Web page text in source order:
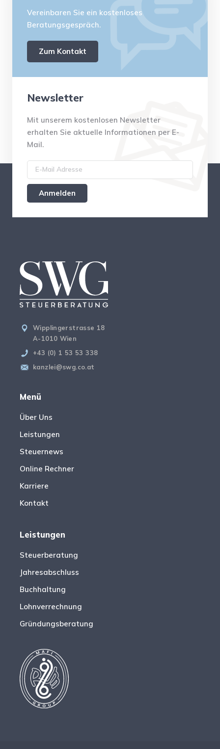
Vereinbaren Sie ein kostenloses
Beratungsgespräch.
Zum Kontakt
Newsletter
Mit unserem kostenlosen Newsletter
erhalten Sie aktuelle Informationen per E-
Mail.
Wipplingerstrasse 18
A-1010 Wien
+43 (0) 1 53 53 338
kanzlei@swg.co.at
Menü
Über Uns
Leistungen
Steuernews
Online Rechner
Karriere
Kontakt
Leistungen
Steuerberatung
Jahresabschluss
Buchhaltung
Lohnverrechnung
Gründungsberatung